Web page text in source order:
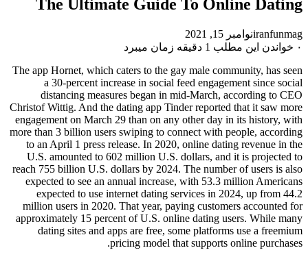
The Ultimate Guide To Online Dating
iranfunmagنوامبر 15, 2021
۰ خواندن این مطلب 1 دقیقه زمان میبرد
The app Hornet, which caters to the gay male community, has seen
a 30-percent increase in social feed engagement since social
distancing measures began in mid-March, according to CEO
Christof Wittig. And the dating app Tinder reported that it saw more
engagement on March 29 than on any other day in its history, with
more than 3 billion users swiping to connect with people, according
to an April 1 press release. In 2020, online dating revenue in the
U.S. amounted to 602 million U.S. dollars, and it is projected to
reach 755 billion U.S. dollars by 2024. The number of users is also
expected to see an annual increase, with 53.3 million Americans
expected to use internet dating services in 2024, up from 44.2
million users in 2020. That year, paying customers accounted for
approximately 15 percent of U.S. online dating users. While many
dating sites and apps are free, some platforms use a freemium
pricing model that supports online purchases.